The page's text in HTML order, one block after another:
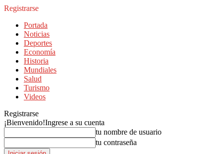
Registrarse
Portada
Noticias
Deportes
Economía
Historia
Mundiales
Salud
Turismo
Videos
Registrarse
¡Bienvenido!Ingrese a su cuenta
tu nombre de usuario
tu contraseña